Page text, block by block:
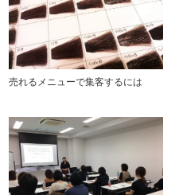
売れるメニューで集客するには